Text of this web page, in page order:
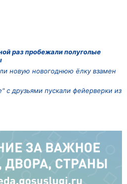
раз пробежали полуголые
новую новогоднюю ёлку взамен
с друзьями пускали фейерверки из